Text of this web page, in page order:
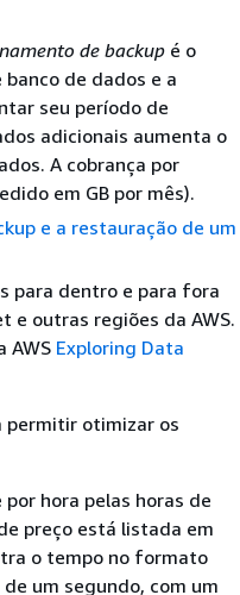
de backup é o
de dados e a
seu período de
adicionais aumenta o
A cobrança por
em GB por mês).
e a restauração de um
para dentro e para fora
e outras regiões da AWS.
AWS Exploring Data
permitir otimizar os
hora pelas horas de
preço está listada em
o tempo no formato
um segundo, com um